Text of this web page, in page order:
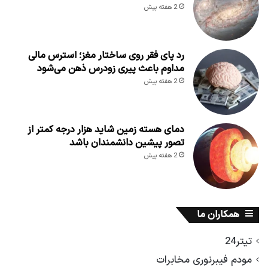
2 هفته پیش
رد پای فقر روی ساختار مغز؛ استرس مالی
مداوم باعث پیری زودرس ذهن می‌شود
2 هفته پیش
دمای هسته زمین شاید هزار درجه کمتر از
تصور پیشین دانشمندان باشد
2 هفته پیش
همکاران ما
تیتر24
مودم فیبرنوری مخابرات